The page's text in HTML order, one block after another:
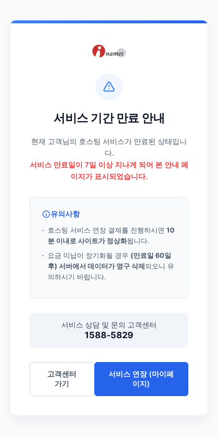
서비스 기간 만료 안내
현재 고객님의 호스팅 서비스가 만료된 상태입니
다.
서비스 만료일이 7일 이상 지나게 되어 본 안내 페
이지가 표시되었습니다.
유의사항
호스팅 서비스 연장 결제를 진행하시면 10
분 이내로 사이트가 정상화됩니다.
요금 미납이 장기화될 경우 (만료일 60일
후) 서버에서 데이터가 영구 삭제되오니 유
의하시기 바랍니다.
서비스 상담 및 문의 고객센터
1588-5829
고객센터
가기
서비스 연장 (마이페
이지)